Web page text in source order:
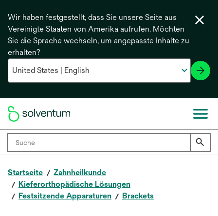
Wir haben festgestellt, dass Sie unsere Seite aus
Vereinigte Staaten von Amerika aufrufen. Möchten
Sie die Sprache wechseln, um angepasste Inhalte zu
erhalten?
Startseite
Zahnheilkunde
Kieferorthopädische Lösungen
Festsitzende Apparaturen
Brackets